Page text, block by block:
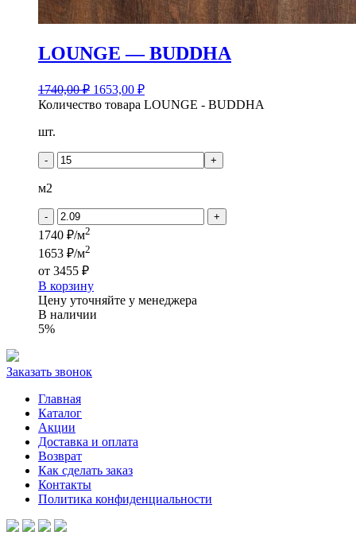
LOUNGE — BUDDHA
1740,00₽ 1653,00 ₽
Количество товара LOUNGE - BUDDHA
шт.
- +
м2
- +
1740 ₽/м2
1653 ₽/м2
от 3455 ₽
В корзину
Цену уточняйте у менеджера
В наличии
5%
Заказать звонок
Главная
Каталог
Акции
Доставка и оплата
Возврат
Как сделать заказ
Контакты
Политика конфиденциальности